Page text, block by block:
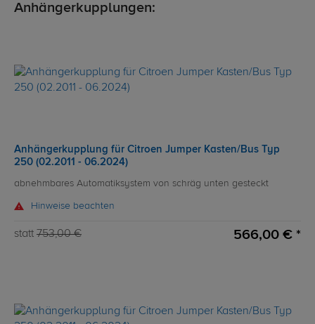
Anhängerkupplungen:
Anhängerkupplung für Citroen Jumper Kasten/Bus Typ
250 (02.2011 - 06.2024)
abnehmbares Automatiksystem von schräg unten gesteckt
Hinweise beachten
statt 753,00 € 566,00 € *